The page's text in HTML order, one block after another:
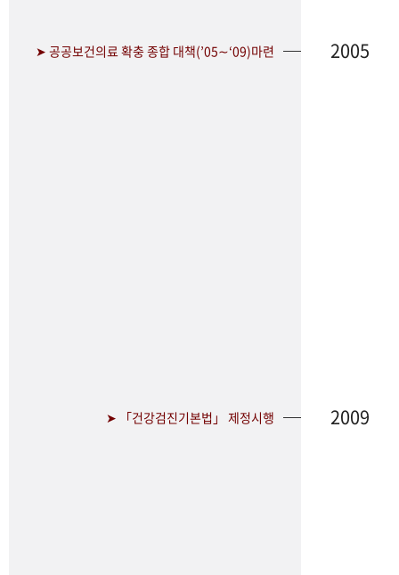
➤ 공공보건의료 확충 종합 대책(’05∼‘09)마련 2005
➤ 「건강검진기본법」 제정시행 2009